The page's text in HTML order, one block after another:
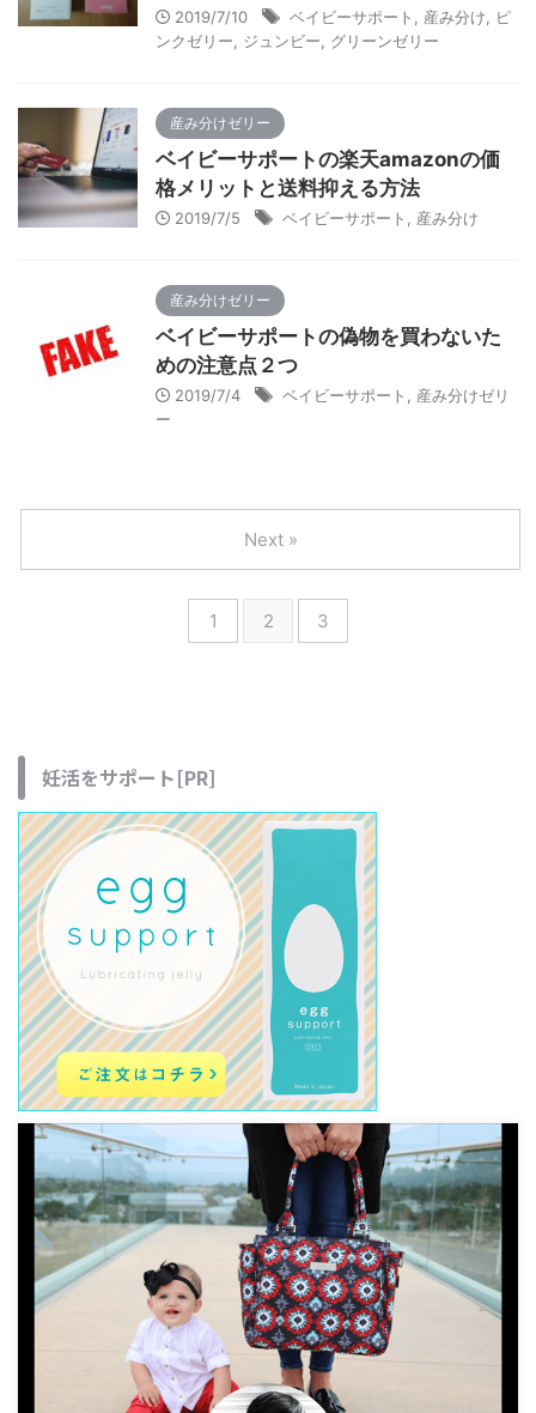
2019/7/10 ベイビーサポート 産み分け
ピ
ンクゼリー
ジュンビー グリーンゼリー
産み分けゼリー
ベイビーサポートの楽天amazonの価
格メリットと送料抑える方法
2019/7/5 ベイビーサポート 産み分け
産み分けゼリー
ベイビーサポートの偽物を買わないた
めの注意点２つ
2019/7/4 ベイビーサポート
産み分けゼリ
ー
1 2 3
Next »
妊活をサポート[PR]